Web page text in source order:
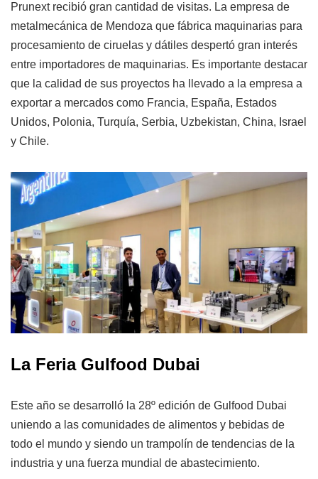
Prunext recibió gran cantidad de visitas. La empresa de
metalmecánica de Mendoza que fábrica maquinarias para
procesamiento de ciruelas y dátiles despertó gran interés
entre importadores de maquinarias. Es importante destacar
que la calidad de sus proyectos ha llevado a la empresa a
exportar a mercados como Francia, España, Estados
Unidos, Polonia, Turquía, Serbia, Uzbekistan, China, Israel
y Chile.
La Feria Gulfood Dubai
Este año se desarrolló la 28º edición de Gulfood Dubai
uniendo a las comunidades de alimentos y bebidas de
todo el mundo y siendo un trampolín de tendencias de la
industria y una fuerza mundial de abastecimiento.